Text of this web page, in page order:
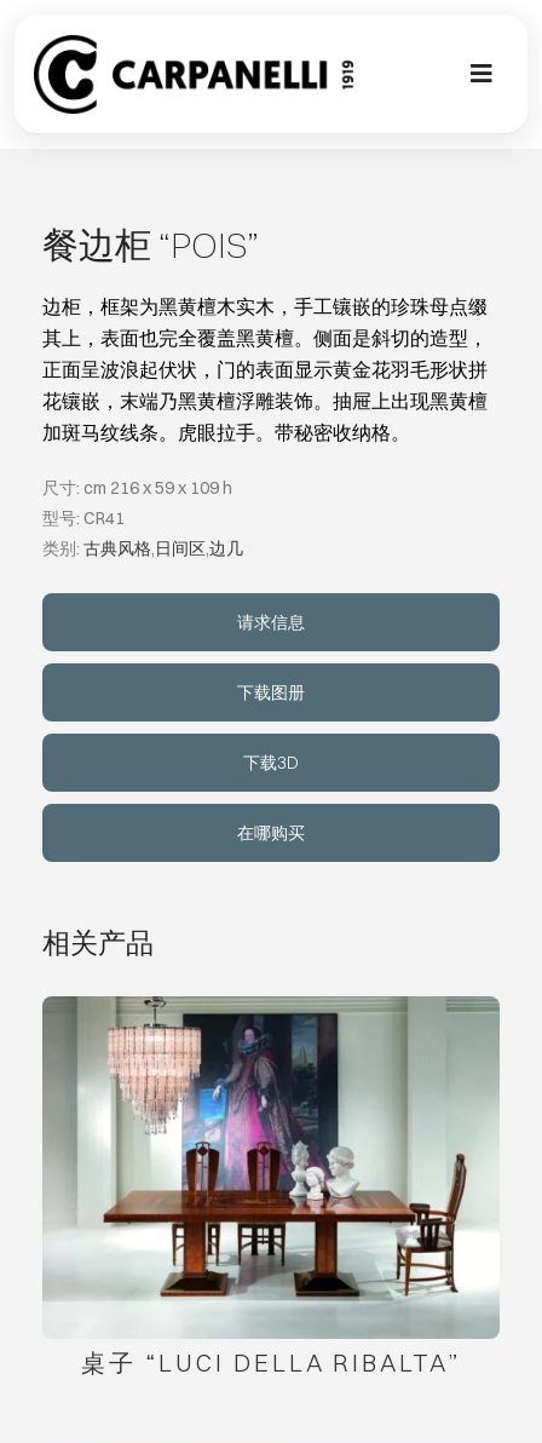
content
Toggle
现代风格
古典风格
关于我们
联系方式
餐边柜 “POIS”
边柜，框架为黑黄檀木实木，手工镶嵌的珍珠母点缀
其上，表面也完全覆盖黑黄檀。侧面是斜切的造型，
正面呈波浪起伏状，门的表面显示黄金花羽毛形状拼
花镶嵌，末端乃黑黄檀浮雕装饰。抽屉上出现黑黄檀
加斑马纹线条。虎眼拉手。带秘密收纳格。
尺寸: cm 216 x 59 x 109 h
型号: CR41
类别: 古典风格,日间区,边几
请求信息
下载图册
下载3D
在哪购买
相关产品
桌子 “LUCI DELLA RIBALTA”